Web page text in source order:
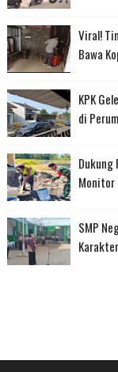
Viral!
Bawa
KPK
di
Dukung
Monitor
SMP